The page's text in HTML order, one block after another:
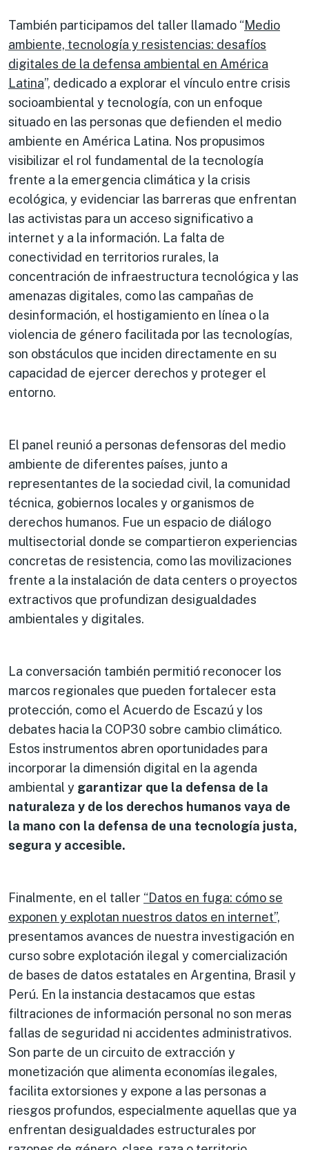
También participamos del taller llamado “Medio
ambiente, tecnología y resistencias: desafíos
digitales de la defensa ambiental en América
Latina”, dedicado a explorar el vínculo entre crisis
socioambiental y tecnología, con un enfoque
situado en las personas que defienden el medio
ambiente en América Latina. Nos propusimos
visibilizar el rol fundamental de la tecnología
frente a la emergencia climática y la crisis
ecológica, y evidenciar las barreras que enfrentan
las activistas para un acceso significativo a
internet y a la información. La falta de
conectividad en territorios rurales, la
concentración de infraestructura tecnológica y las
amenazas digitales, como las campañas de
desinformación, el hostigamiento en línea o la
violencia de género facilitada por las tecnologías,
son obstáculos que inciden directamente en su
capacidad de ejercer derechos y proteger el
entorno.
El panel reunió a personas defensoras del medio
ambiente de diferentes países, junto a
representantes de la sociedad civil, la comunidad
técnica, gobiernos locales y organismos de
derechos humanos. Fue un espacio de diálogo
multisectorial donde se compartieron experiencias
concretas de resistencia, como las movilizaciones
frente a la instalación de data centers o proyectos
extractivos que profundizan desigualdades
ambientales y digitales.
La conversación también permitió reconocer los
marcos regionales que pueden fortalecer esta
protección, como el Acuerdo de Escazú y los
debates hacia la COP30 sobre cambio climático.
Estos instrumentos abren oportunidades para
incorporar la dimensión digital en la agenda
ambiental y garantizar que la defensa de la
naturaleza y de los derechos humanos vaya de
la mano con la defensa de una tecnología justa,
segura y accesible.
Finalmente, en el taller “Datos en fuga: cómo se
exponen y explotan nuestros datos en internet”,
presentamos avances de nuestra investigación en
curso sobre explotación ilegal y comercialización
de bases de datos estatales en Argentina, Brasil y
Perú. En la instancia destacamos que estas
filtraciones de información personal no son meras
fallas de seguridad ni accidentes administrativos.
Son parte de un circuito de extracción y
monetización que alimenta economías ilegales,
facilita extorsiones y expone a las personas a
riesgos profundos, especialmente aquellas que ya
enfrentan desigualdades estructurales por